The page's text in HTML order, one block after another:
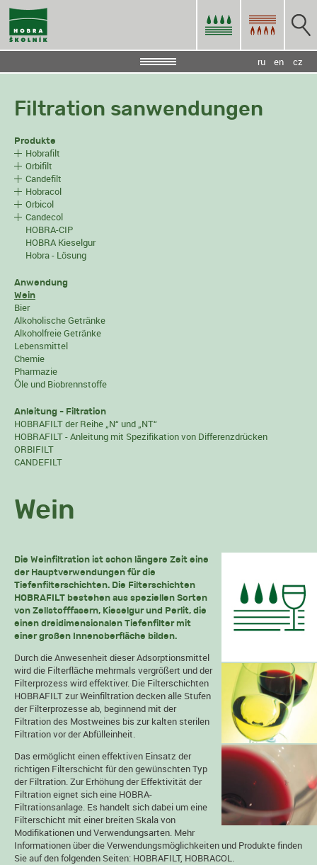
cz
en
ru
Filtration sanwendungen
Produkte
Hobrafilt
Orbifilt
Candefilt
Hobracol
Orbicol
Candecol
HOBRA-CIP
HOBRA Kieselgur
Hobra - Lösung
Anwendung
Wein
Bier
Alkoholische Getränke
Alkoholfreie Getränke
Lebensmittel
Chemie
Pharmazie
Öle und Biobrennstoffe
Anleitung - Filtration
HOBRAFILT der Reihe „N“ und „NT“
HOBRAFILT - Anleitung mit Spezifikation von Differenzdrücken
ORBIFILT
CANDEFILT
Wein
Die Weinfiltration ist schon längere Zeit eine
der Hauptverwendungen für die
Tiefenfilterschichten. Die Filterschichten
HOBRAFILT bestehen aus speziellen Sorten
von Zellstofffasern, Kieselgur und Perlit, die
einen dreidimensionalen Tiefenfilter mit
einer großen Innenoberfläche bilden.
Durch die Anwesenheit dieser Adsorptionsmittel
wird die Filterfläche mehrmals vergrößert und der
Filterprozess wird effektiver. Die Filterschichten
HOBRAFILT zur Weinfiltration decken alle Stufen
der Filterprozesse ab, beginnend mit der
Filtration des Mostweines bis zur kalten sterilen
Filtration vor der Abfülleinheit.
Das ermöglicht einen effektiven Einsatz der
richtigen Filterschicht für den gewünschten Typ
der Filtration. Zur Erhöhung der Effektivität der
Filtration eignet sich eine HOBRA-
Filtrationsanlage. Es handelt sich dabei um eine
Filterschicht mit einer breiten Skala von
Modifikationen und Verwendungsarten. Mehr
Informationen über die Verwendungsmöglichkeiten und Produkte finden
Sie auf den folgenden Seiten: HOBRAFILT, HOBRACOL